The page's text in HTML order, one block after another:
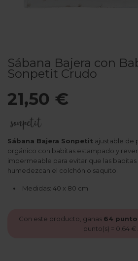
Sábana Bajera con
Sonpetit Crudo
21,50 €
Sábana Bajera Sonpetit ajustable de
orgánico con babitas estampado y
impermeable para evitar que las
humedezcan el colchón o saquito.
Medidas: 40 x 80 cm
Con este producto, ganas 64
punto(s) = 0,64 €